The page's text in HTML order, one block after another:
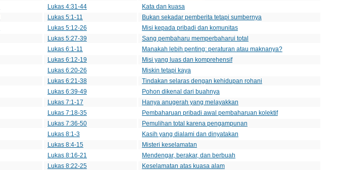
Lukas 4:31-44
Kata dan kuasa
Lukas 5:1-11
Bukan sekadar pemberita tetapi sumbernya
Lukas 5:12-26
Misi kepada pribadi dan komunitas
Lukas 5:27-39
Sang pembaharu memperbaharui total
Lukas 6:1-11
Manakah lebih penting: peraturan atau maknanya?
Lukas 6:12-19
Misi yang luas dan komprehensif
Lukas 6:20-26
Miskin tetapi kaya
Lukas 6:21-38
Tindakan selaras dengan kehidupan rohani
Lukas 6:39-49
Pohon dikenal dari buahnya
Lukas 7:1-17
Hanya anugerah yang melayakkan
Lukas 7:18-35
Pembaharuan pribadi awal pembaharuan kolektif
Lukas 7:36-50
Pemulihan total karena pengampunan
Lukas 8:1-3
Kasih yang dialami dan dinyatakan
Lukas 8:4-15
Misteri keselamatan
Lukas 8:16-21
Mendengar, berakar, dan berbuah
Lukas 8:22-25
Keselamatan atas kuasa alam